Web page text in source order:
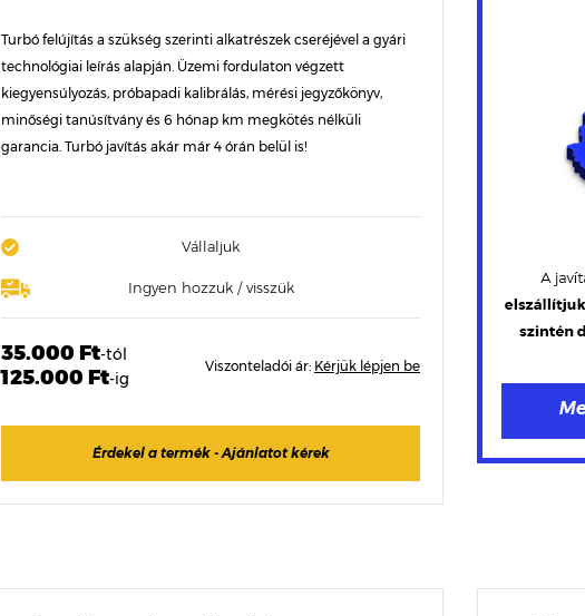
Turbó felújítás a szükség szerinti alkatrészek cseréjével a gyári
technológiai leírás alapján. Üzemi fordulaton végzett
kiegyensúlyozás, próbapadi kalibrálás, mérési jegyzőkönyv,
minőségi tanúsítvány és 6 hónap km megkötés nélküli
garancia. Turbó javítás akár már 4 órán belül is!
Vállaljuk
Ingyen hozzuk / visszük
35.000 Ft-tól
125.000 Ft-ig
Viszonteladói ár: Kérjük lépjen be
Érdekel a termék - Ajánlatot kérek